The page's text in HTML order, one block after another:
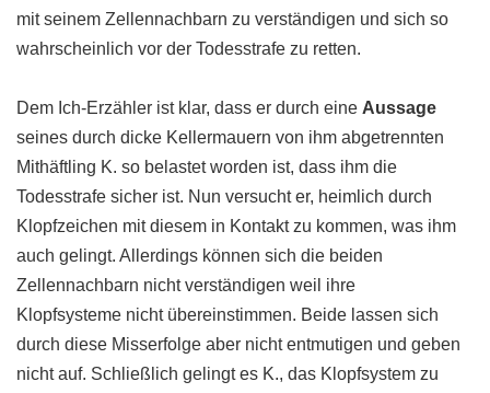
mit seinem Zellennachbarn zu verständigen und sich so
wahrscheinlich vor der Todesstrafe zu retten.
Dem Ich-Erzähler ist klar, dass er durch eine Aussage
seines durch dicke Kellermauern von ihm abgetrennten
Mithäftling K. so belastet worden ist, dass ihm die
Todesstrafe sicher ist. Nun versucht er, heimlich durch
Klopfzeichen mit diesem in Kontakt zu kommen, was ihm
auch gelingt. Allerdings können sich die beiden
Zellennachbarn nicht verständigen weil ihre
Klopfsysteme nicht übereinstimmen. Beide lassen sich
durch diese Misserfolge aber nicht entmutigen und geben
nicht auf. Schließlich gelingt es K., das Klopfsystem zu